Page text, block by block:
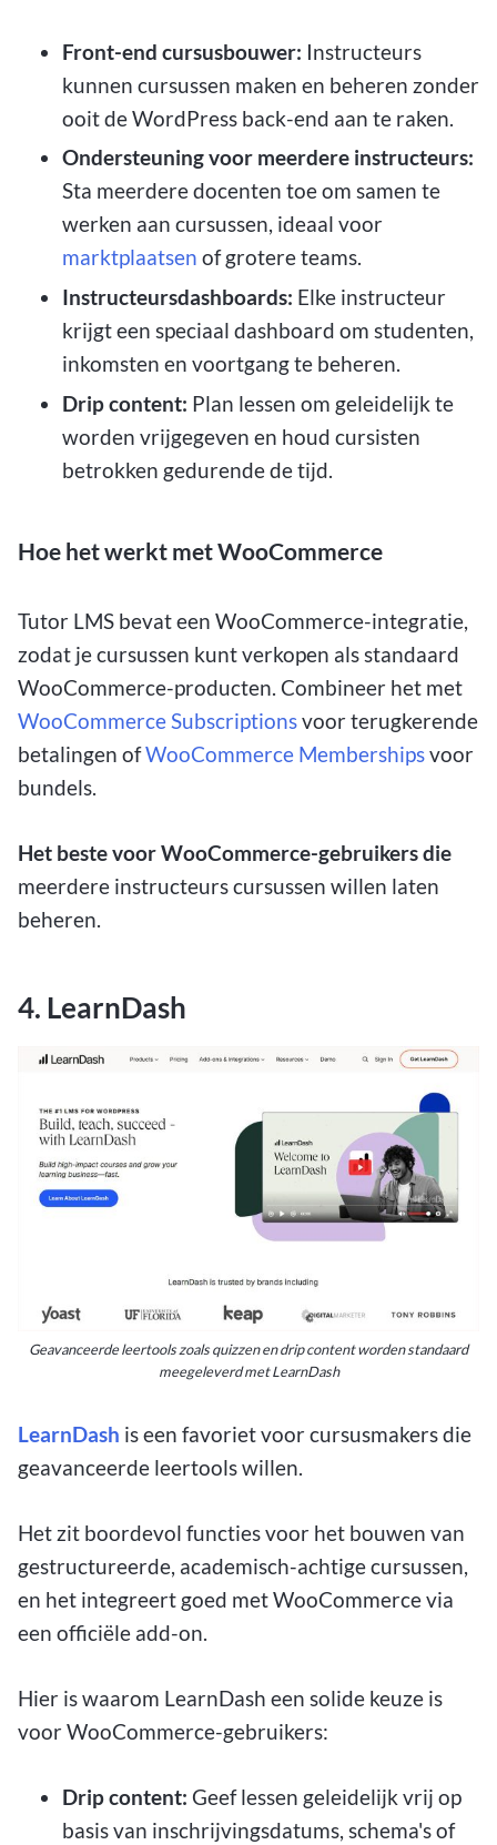
Front-end cursusbouwer: Instructeurs
kunnen cursussen maken en beheren zonder
ooit de WordPress back-end aan te raken.
Ondersteuning voor meerdere instructeurs:
Sta meerdere docenten toe om samen te
werken aan cursussen, ideaal voor
marktplaatsen of grotere teams.
Instructeursdashboards: Elke instructeur
krijgt een speciaal dashboard om studenten,
inkomsten en voortgang te beheren.
Drip content: Plan lessen om geleidelijk te
worden vrijgegeven en houd cursisten
betrokken gedurende de tijd.
Hoe het werkt met WooCommerce
Tutor LMS bevat een WooCommerce-integratie,
zodat je cursussen kunt verkopen als standaard
WooCommerce-producten. Combineer het met
WooCommerce Subscriptionsvoor terugkerende
betalingen ofWooCommerce Membershipsvoor
bundels.
Het beste voor WooCommerce-gebruikers die
meerdere instructeurs cursussen willen laten
beheren.
4. LearnDash
Geavanceerde leertools zoals quizzen en drip content worden standaard
meegeleverd met LearnDash
LearnDash is een favoriet voor cursusmakers die
geavanceerde leertools willen.
Het zit boordevol functies voor het bouwen van
gestructureerde, academisch-achtige cursussen,
en het integreert goed met WooCommerce via
een officiële add-on.
Hier is waarom LearnDash een solide keuze is
voor WooCommerce-gebruikers:
Drip content: Geef lessen geleidelijk vrij op
basis van inschrijvingsdatums, schema's of